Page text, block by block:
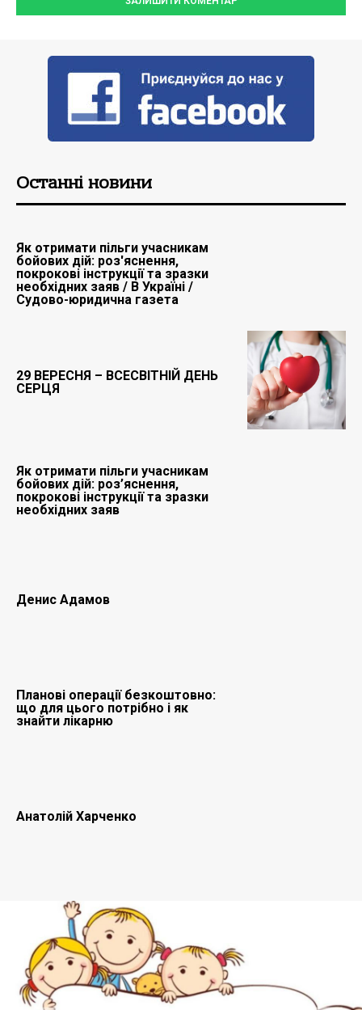
Останні новини
Як отримати пільги учасникам
бойових дій: роз'яснення,
покрокові інструкції та зразки
необхідних заяв / В Україні /
Судово-юридична газета
29 ВЕРЕСНЯ – ВСЕСВІТНІЙ ДЕНЬ
СЕРЦЯ
Як отримати пільги учасникам
бойових дій: роз’яснення,
покрокові інструкції та зразки
необхідних заяв
Денис Адамов
Планові операції безкоштовно:
що для цього потрібно і як
знайти лікарню
Анатолій Харченко